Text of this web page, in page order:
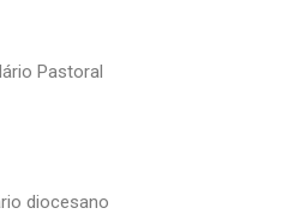
Pastoral
diocesano